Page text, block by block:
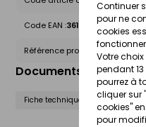
Continuer
pour ne
cookies
Votre
pendant
pourrez à
cliquer sur
cookies"
pour
Code EAN :3612830010530
Référence produit nationale
Documents liés
Fiche technique Notice de